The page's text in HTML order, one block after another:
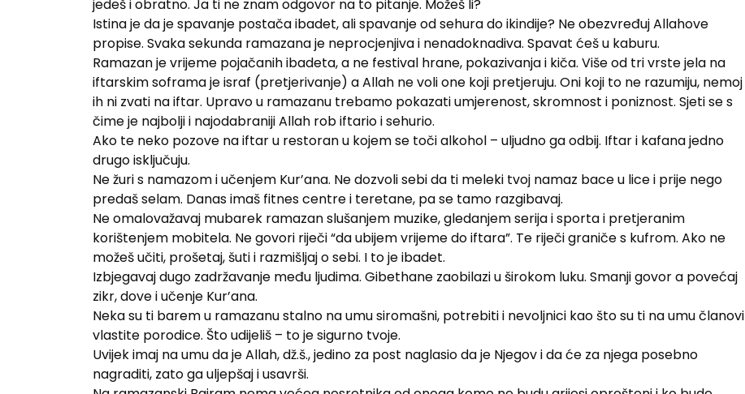
jedeš i obratno. Ja ti ne znam odgovor na to pitanje. Možeš li?
Istina je da je spavanje postača ibadet, ali spavanje od sehura do ikindije? Ne obezvređuj Allahove
propise. Svaka sekunda ramazana je neprocjenjiva i nenadoknadiva. Spavat ćeš u kaburu.
Ramazan je vrijeme pojačanih ibadeta, a ne festival hrane, pokazivanja i kiča. Više od tri vrste jela na
iftarskim soframa je israf (pretjerivanje) a Allah ne voli one koji pretjeruju. Oni koji to ne razumiju, nemoj
ih ni zvati na iftar. Upravo u ramazanu trebamo pokazati umjerenost, skromnost i poniznost. Sjeti se s
čime je najbolji i najodabraniji Allah rob iftario i sehurio.
Ako te neko pozove na iftar u restoran u kojem se toči alkohol – uljudno ga odbij. Iftar i kafana jedno
drugo isključuju.
Ne žuri s namazom i učenjem Kur’ana. Ne dozvoli sebi da ti meleki tvoj namaz bace u lice i prije nego
predaš selam. Danas imaš fitnes centre i teretane, pa se tamo razgibavaj.
Ne omalovažavaj mubarek ramazan slušanjem muzike, gledanjem serija i sporta i pretjeranim
korištenjem mobitela. Ne govori riječi “da ubijem vrijeme do iftara”. Te riječi graniče s kufrom. Ako ne
možeš učiti, prošetaj, šuti i razmišljaj o sebi. I to je ibadet.
Izbjegavaj dugo zadržavanje među ljudima. Gibethane zaobilazi u širokom luku. Smanji govor a povećaj
zikr, dove i učenje Kur’ana.
Neka su ti barem u ramazanu stalno na umu siromašni, potrebiti i nevoljnici kao što su ti na umu članovi
vlastite porodice. Što udijeliš – to je sigurno tvoje.
Uvijek imaj na umu da je Allah, dž.š., jedino za post naglasio da je Njegov i da će za njega posebno
nagraditi, zato ga uljepšaj i usavrši.